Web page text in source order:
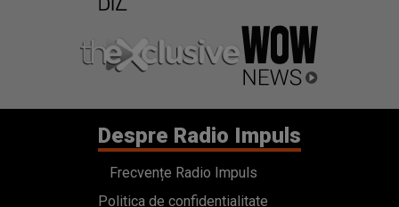
Despre Radio Impuls
Frecvențe Radio Impuls
Politica de confidentialitate